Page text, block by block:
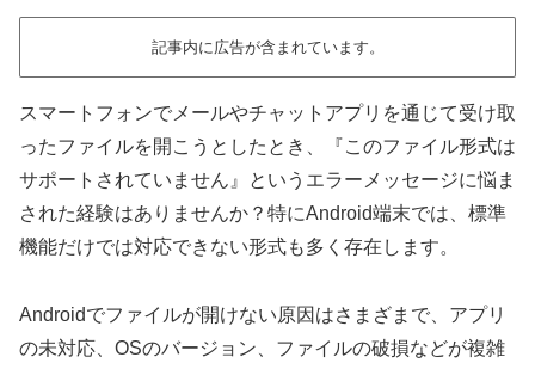
記事内に広告が含まれています。
スマートフォンでメールやチャットアプリを通じて受け取
ったファイルを開こうとしたとき、『このファイル形式は
サポートされていません』というエラーメッセージに悩ま
された経験はありませんか？特にAndroid端末では、標準
機能だけでは対応できない形式も多く存在します。
Androidでファイルが開けない原因はさまざまで、アプリ
の未対応、OSのバージョン、ファイルの破損などが複雑